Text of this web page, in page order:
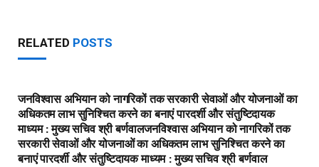
RELATED POSTS
जनविश्वास अभियान को नागरिकों तक सरकारी सेवाओं और योजनाओं का
अधिकतम लाभ सुनिश्चित करने का बनाएं पारदर्शी और संतुष्टिदायक
माध्यम : मुख्य सचिव श्री बर्णवाल​जनविश्वास अभियान को नागरिकों तक
सरकारी सेवाओं और योजनाओं का अधिकतम लाभ सुनिश्चित करने का
बनाएं पारदर्शी और संतुष्टिदायक माध्यम : मुख्य सचिव श्री बर्णवाल